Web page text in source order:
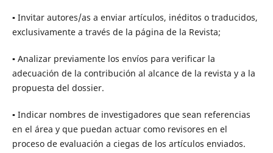
▪ Invitar autores/as a enviar artículos, inéditos o traducidos,
exclusivamente a través de la página de la Revista;
▪ Analizar previamente los envíos para verificar la
adecuación de la contribución al alcance de la revista y a la
propuesta del dossier.
▪ Indicar nombres de investigadores que sean referencias
en el área y que puedan actuar como revisores en el
proceso de evaluación a ciegas de los artículos enviados.